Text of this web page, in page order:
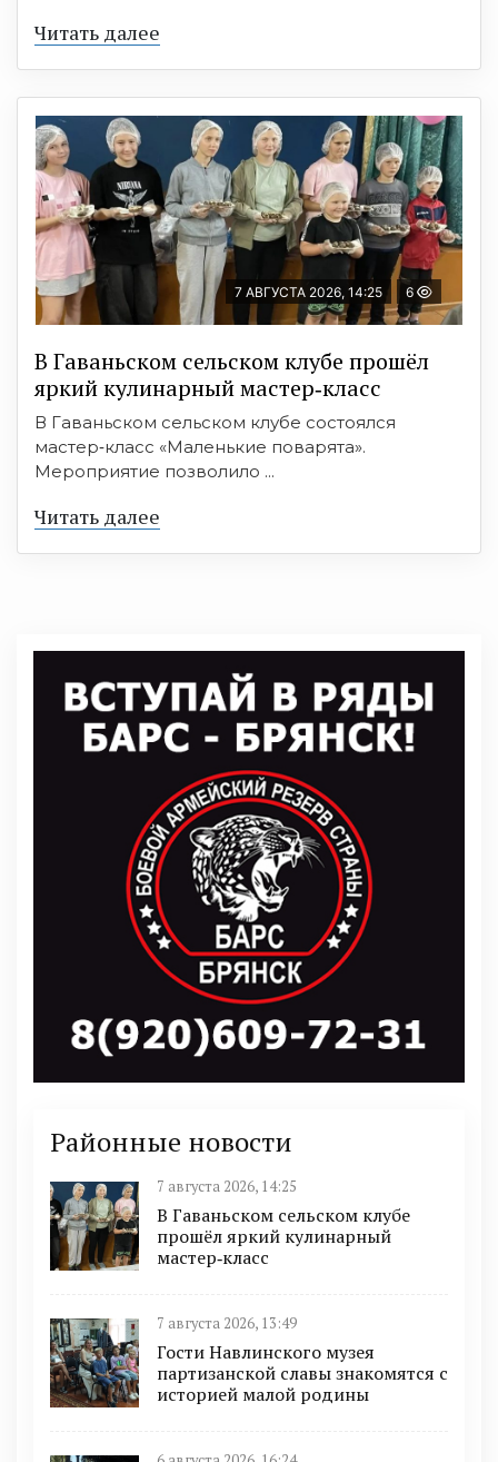
Читать далее
7 АВГУСТА 2026, 14:25 6
В Гаваньском сельском клубе прошёл
яркий кулинарный мастер‑класс
В Гаваньском сельском клубе состоялся
мастер‑класс «Маленькие поварята».
Мероприятие позволило ...
Читать далее
Районные новости
7 августа 2026, 14:25
В Гаваньском сельском клубе
прошёл яркий кулинарный
мастер‑класс
7 августа 2026, 13:49
Гости Навлинского музея
партизанской славы знакомятся с
историей малой родины